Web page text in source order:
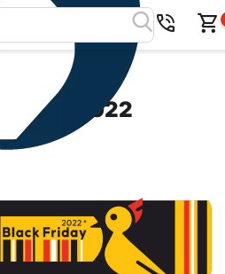
- Black Friday 2022
Friday 2022